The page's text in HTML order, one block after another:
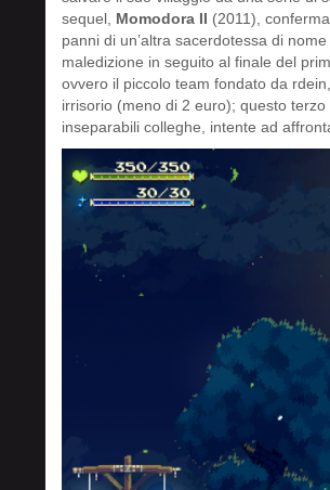
sequel, Momodora II (2011),
panni di un’altra sacerdotessa di nome
maledizione in seguito al finale del
ovvero il piccolo team fondato da
irrisorio (meno di 2 euro); questo
inseparabili colleghe, intente ad